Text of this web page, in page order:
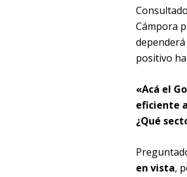
Cámpora
positivo
«Acá el
eficiente
¿Qué
en vista,